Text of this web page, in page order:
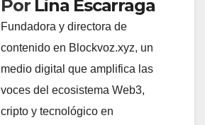
Por Lina Escarraga
Fundadora y directora de
contenido en Blockvoz.xyz, un
medio digital que amplifica las
voces del ecosistema Web3,
cripto y tecnológico en